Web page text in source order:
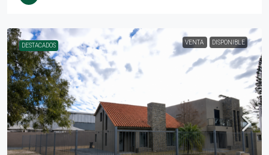
DESTACADOS VENTA DISPONIBLE